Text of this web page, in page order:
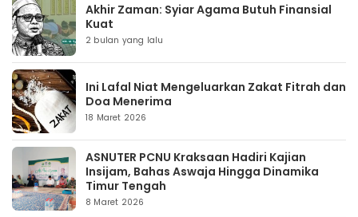
Akhir Zaman: Syiar Agama Butuh Finansial
Kuat
2 bulan yang lalu
Ini Lafal Niat Mengeluarkan Zakat Fitrah dan
Doa Menerima
18 Maret 2026
ASNUTER PCNU Kraksaan Hadiri Kajian
Insijam, Bahas Aswaja Hingga Dinamika
Timur Tengah
8 Maret 2026